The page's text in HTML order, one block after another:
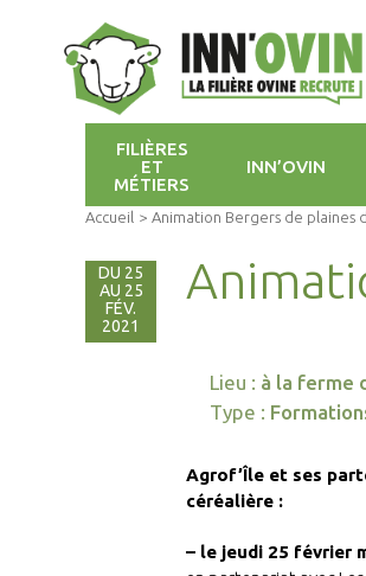
FILIÈRES
ET
MÉTIERS
INN’OVIN
Accueil > Animation Bergers de plaines
DU 25
AU 25
FÉV.
2021
Lieu : à la ferme
Type :
Agrof’Île et ses
céréalière :
– le jeudi 25 février